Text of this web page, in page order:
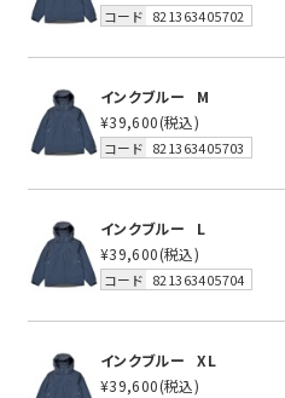
コード 821363405702
インクブルー
M
¥39,600(税込)
コード 821363405703
インクブルー
L
¥39,600(税込)
コード 821363405704
インクブルー
XL
¥39,600(税込)